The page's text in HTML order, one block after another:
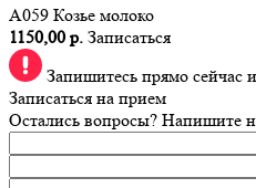
A059 Козье молоко
1150,00 р. Записаться
Запишитесь прямо сейчас
Записаться на прием
Остались вопросы? Напишите